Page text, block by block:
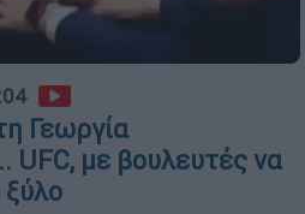
Γεωργία
UFC, με βουλευτές να